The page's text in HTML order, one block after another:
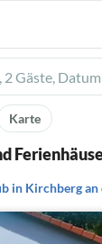
Karte
in Kirchberg an